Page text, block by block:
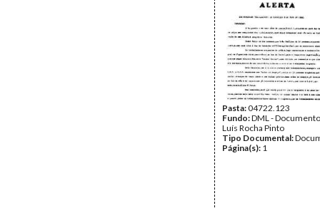
Pasta:04722.123
Fundo:DML -
Luís Rocha Pinto
Tipo Documental:
Página(s): 1